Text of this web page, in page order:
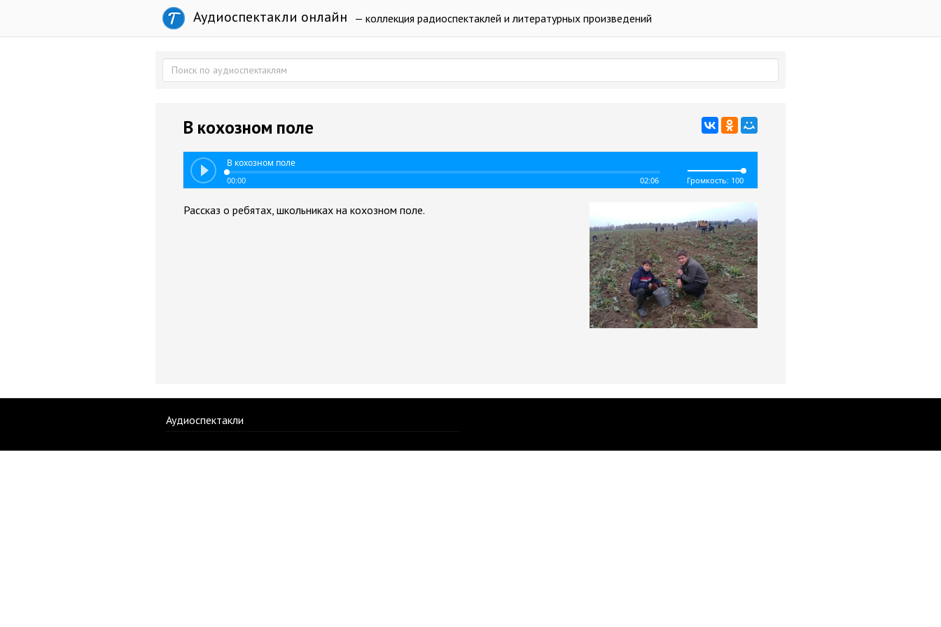
Аудиоспектакли онлайн — коллекция радиоспектаклей и литературных произведений
В кохозном поле
В кохозном поле
00:00 02:06 Громкость: 100
Рассказ о ребятах, школьниках на кохозном поле.
Аудиоспектакли